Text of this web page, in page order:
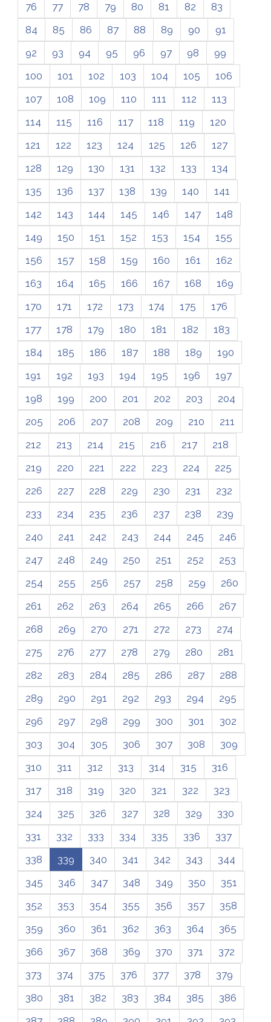
76
77 78 79 80 81 82
83
84
85 86 87 88 89 90
91
92
93 94 95 96 97 98
99
100
101 102 103 104 105
106
107
108 109 110 111 112
113
114
115 116 117 118 119
120
121
122 123 124 125 126
127
128
129 130 131 132 133
134
135
136 137 138 139 140
141
142
143 144 145 146 147
148
149
150 151 152 153 154
155
156
157 158 159 160 161
162
163
164 165 166 167 168
169
170
171 172 173 174 175
176
177
178 179 180 181 182
183
184
185 186 187 188 189
190
191
192 193 194 195 196
197
198
199 200 201 202 203
204
205
206 207 208 209 210
211
212
213 214 215 216 217
218
219
220 221 222 223 224
225
226
227 228 229 230 231
232
233
234 235 236 237 238
239
240
241 242 243 244 245
246
247
248 249 250 251 252
253
254
255 256 257 258 259
260
261
262 263 264 265 266
267
268
269 270 271 272 273
274
275
276 277 278 279 280
281
282
283 284 285 286 287
288
289
290 291 292 293 294
295
296
297 298 299 300 301
302
303
304 305 306 307 308
309
310
311 312 313 314 315
316
317
318 319 320 321 322
323
324
325 326 327 328 329
330
331
332 333 334 335 336
337
338
339 340 341 342 343
344
345
346 347 348 349 350
351
352
353 354 355 356 357
358
359
360 361 362 363 364
365
366
367 368 369 370 371
372
373
374 375 376 377 378
379
380
381 382 383 384 385
386